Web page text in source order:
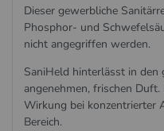
Dieser gewerbliche
Phosphor- und
nicht angegriffen werden.
SaniHeld hinterlässt in den
angenehmen, frischen
Wirkung bei konzentrierter
Bereich.